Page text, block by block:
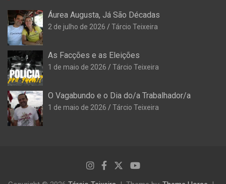
Áurea Augusta, Já São Décadas
2 de julho de 2026 Tárcio Teixeira
As Facções e as Eleições
1 de maio de 2026 Tárcio Teixeira
O Vagabundo e o Dia do/a Trabalhador/a
1 de maio de 2026 Tárcio Teixeira